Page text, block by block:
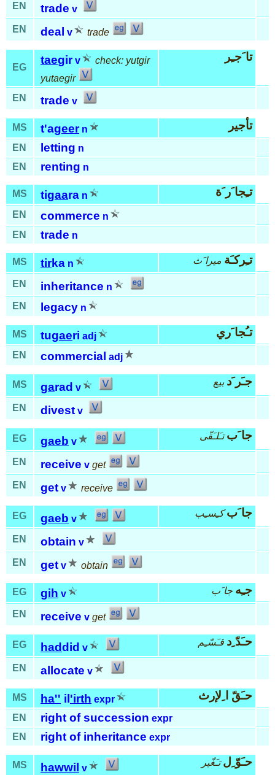
EN trade v
EN
deal v trade
EG
taegir v
check: yutgir
yutaegir
تا َجـِر
EN trade v
MS t'ageer n تأجير
EN letting n
EN
renting n
MS tigaara n تـِجا َر َة
EN commerce n
EN
trade n
MS tirka n تـِركـَة ميرا َث
EN inheritance n
EN
legacy n
MS tugaeri adj تـُجا َري
EN commercial adj
MS garad v جـَر َد بيع
EN divest v
EG gaeb v جا َب تـَلـَقّى
EN receive v get
EN
get v receive
EG gaeb v جا َب كـِسـِب
EN obtain v
EN
get v obtain
EG gih v جـِه جا َب
EN receive v get
EG haddid v حـَدّ ِد قـَسّـِم
EN allocate v
MS ha'' il 'irth expr حـَقّ ا ِلإرث
EN right of succession expr
EN
right of inheritance expr
MS hawwil v حـَوّ ِل تـَغّير